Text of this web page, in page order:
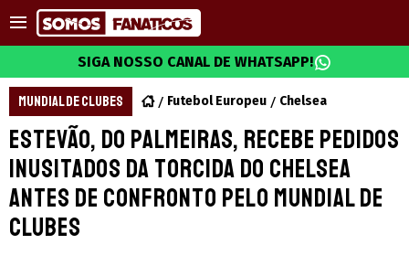
SIGA NOSSO CANAL DE WHATSAPP!
MUNDIAL DE CLUBES Futebol Europeu Chelsea
Estevão, do Palmeiras, recebe pedidos
inusitados da torcida do Chelsea
antes de confronto pelo Mundial de
Clubes